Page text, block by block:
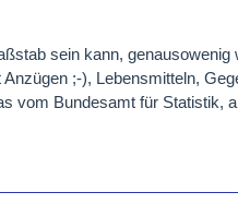
sein kann, genausowenig
;-), Lebensmitteln,
vom Bundesamt für Statistik,